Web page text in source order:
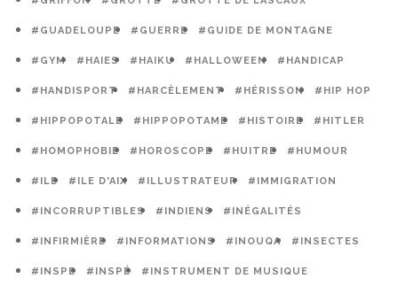
#GUADELOUPE #GUERRE #GUIDE DE MONTAGNE
#GYM #HAIES #HAIKU #HALLOWEEN #HANDICAP
#HANDISPORT #HARCÈLEMENT #HÉRISSON #HIP HOP
#HIPPOPOTALE #HIPPOPOTAME #HISTOIRE #HITLER
#HOMOPHOBIE #HOROSCOPE #HUITRE #HUMOUR
#ILE #ILE D'AIX #ILLUSTRATEUR #IMMIGRATION
#INCORRUPTIBLES #INDIENS #INÉGALITÉS
#INFIRMIÈRE #INFORMATIONS #INOUQA #INSECTES
#INSPE #INSPÉ #INSTRUMENT DE MUSIQUE